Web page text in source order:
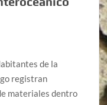
de la
registran
materiales dentro